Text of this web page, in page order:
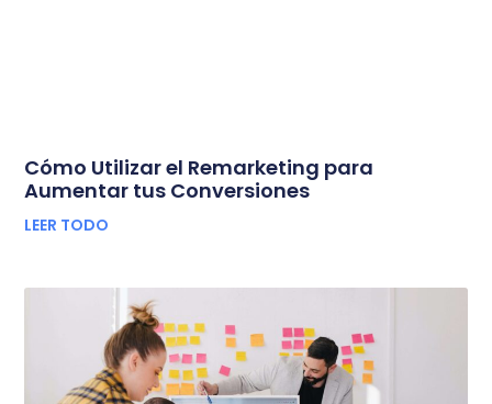
Cómo Utilizar el Remarketing para
Aumentar tus Conversiones
LEER TODO